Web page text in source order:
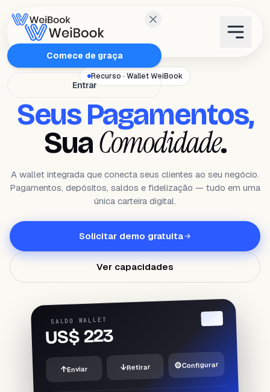
Características
Wanda
Fale com um especialista e desenhe o
Reservar demo
Comece de graça
Entrar
Recurso · Wallet WeiBook
Seus Pagamentos,
SuaComodidade.
A wallet integrada que conecta seus clientes ao seu negócio.
Pagamentos, depósitos, saldos e fidelização — tudo em uma
única carteira digital.
Solicitar demo gratuita
Ver capacidades
SALDO WALLET
US$ 223
↑Enviar ↓Retirar ⚙Configurar